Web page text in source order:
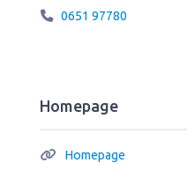
0651 97780
Homepage
Homepage